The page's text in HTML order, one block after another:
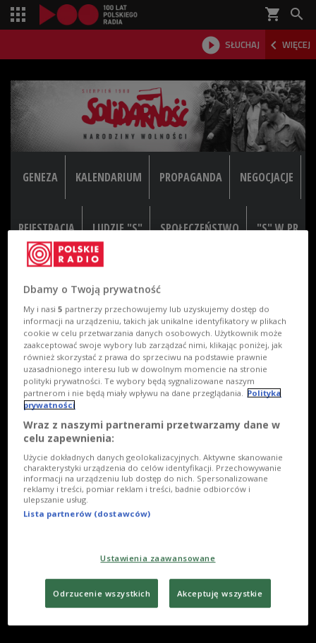
shopping_cart 
 SŁUCHAJ  WIĘCEJ

GENEZA KALENDARIUM PROPAGANDA NEGOCJACJE
REJESTRACJA LUDZIE "S" SPOŁECZEŃSTWO "S" W PR
Polskie lato 1980
Dbamy o Twoją prywatność
My i nasi5 partnerzy przechowujemy lub uzyskujemy dostęp do
informacji na urządzeniu, takich jak unikalne identyfikatory w plikach
cookie w celu przetwarzania danych osobowych. Użytkownik może
zaakceptować swoje wybory lub zarządzać nimi, klikając poniżej, jak
również skorzystać z prawa do sprzeciwu na podstawie prawnie
uzasadnionego interesu lub w dowolnym momencie na stronie
polityki prywatności. Te wybory będą sygnalizowane naszym
partnerom i nie będą miały wpływu na dane przeglądania. Polityka
prywatności
Wraz z naszymi partnerami przetwarzamy dane w
celu zapewnienia:
Użycie dokładnych danych geolokalizacyjnych. Aktywne skanowanie
charakterystyki urządzenia do celów identyfikacji. Przechowywanie
informacji na urządzeniu lub dostęp do nich. Spersonalizowane
reklamy i treści, pomiar reklam i treści, badnie odbiorców i
ulepszanie usług.
Lista partnerów (dostawców)
Ustawienia zaawansowane
Odrzucenie wszystkich Akceptuję wszystkie